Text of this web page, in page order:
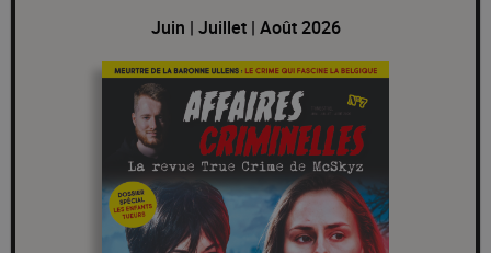
Juin | Juillet | Août 2026